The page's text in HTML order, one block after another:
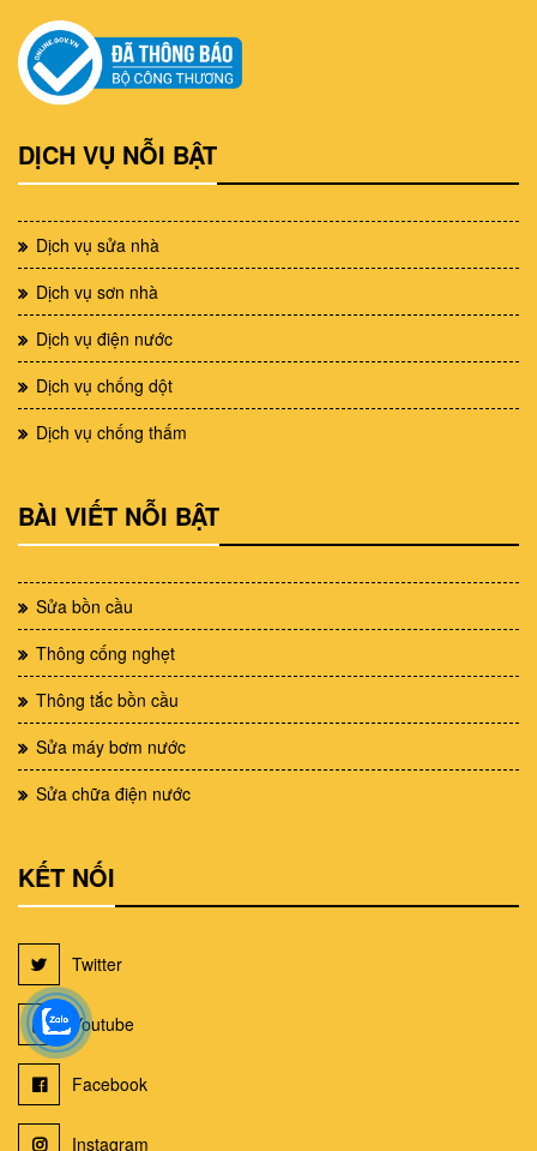
DỊCH VỤ NỖI BẬT
Dịch vụ sửa nhà
Dịch vụ sơn nhà
Dịch vụ điện nước
Dịch vụ chống dột
Dịch vụ chống thấm
BÀI VIẾT NỖI BẬT
Sửa bồn cầu
Thông cống nghẹt
Thông tắc bồn cầu
Sửa máy bơm nước
Sửa chữa điện nước
KẾT NỐI
Twitter
Youtube
Facebook
Instagram